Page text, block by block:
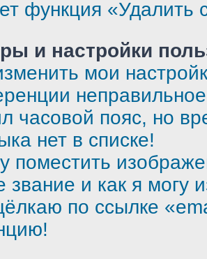
функция «Удалить
и настройки
мои
часовой пояс, но
нет в списке!
поместить
звание и как я могу
по ссылке